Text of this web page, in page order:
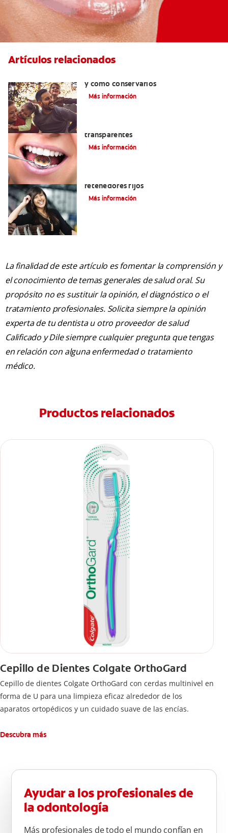
Artículos relacionados
y cómo conservarlos
Más información
transparentes
Más información
retenedores fijos
Más información
La finalidad de este artículo es fomentar la comprensión y
el conocimiento de temas generales de salud oral. Su
propósito no es sustituir la opinión, el diagnóstico o el
tratamiento profesionales. Solicita siempre la opinión
experta de tu dentista u otro proveedor de salud
Calificado y Dile siempre cualquier pregunta que tengas
en relación con alguna enfermedad o tratamiento
médico.
Productos relacionados
Cepillo de Dientes Colgate OrthoGard
Cepillo de dientes Colgate OrthoGard con cerdas multinivel en
forma de U para una limpieza eficaz alrededor de los
aparatos ortopédicos y un cuidado suave de las encías.
Descubra más
Ayudar a los profesionales de
la odontología
Más profesionales de todo el mundo confían en